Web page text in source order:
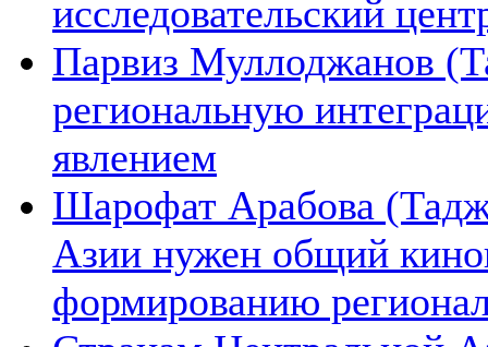
исследовательский
Парвиз Муллоджанов
региональную
явлением
Шарофат Арабова
Азии нужен общий
формированию